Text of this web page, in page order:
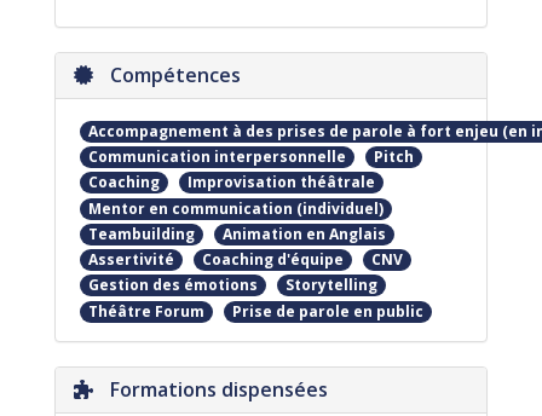
Compétences
Accompagnement à des prises de parole à fort enjeu (en
Communication interpersonnelle
Pitch
Coaching
Improvisation théâtrale
Mentor en communication (individuel)
Teambuilding
Animation en Anglais
Assertivité
Coaching d'équipe
CNV
Gestion des émotions
Storytelling
Théâtre Forum
Prise de parole en public
Formations dispensées